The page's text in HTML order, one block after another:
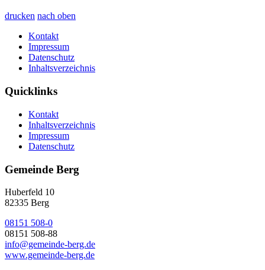
drucken nach oben
Kontakt
Impressum
Datenschutz
Inhaltsverzeichnis
Quicklinks
Kontakt
Inhaltsverzeichnis
Impressum
Datenschutz
Gemeinde Berg
Huberfeld 10
82335 Berg
08151 508-0
08151 508-88
info@gemeinde-berg.de
www.gemeinde-berg.de